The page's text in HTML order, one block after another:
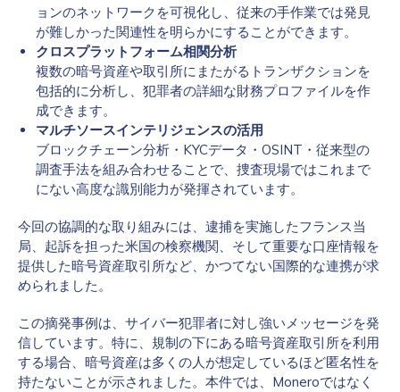
ョンのネットワークを可視化し、従来の手作業では発見
が難しかった関連性を明らかにすることができます。
クロスプラットフォーム相関分析
複数の暗号資産や取引所にまたがるトランザクションを
包括的に分析し、犯罪者の詳細な財務プロファイルを作
成できます。
マルチソースインテリジェンスの活用
ブロックチェーン分析・KYCデータ・OSINT・従来型の
調査手法を組み合わせることで、捜査現場ではこれまで
にない高度な識別能力が発揮されています。
今回の協調的な取り組みには、逮捕を実施したフランス当
局、起訴を担った米国の検察機関、そして重要な口座情報を
提供した暗号資産取引所など、かつてない国際的な連携が求
められました。
この摘発事例は、サイバー犯罪者に対し強いメッセージを発
信しています。特に、規制の下にある暗号資産取引所を利用
する場合、暗号資産は多くの人が想定しているほど匿名性を
持たないことが示されました。本件では、Moneroではなく